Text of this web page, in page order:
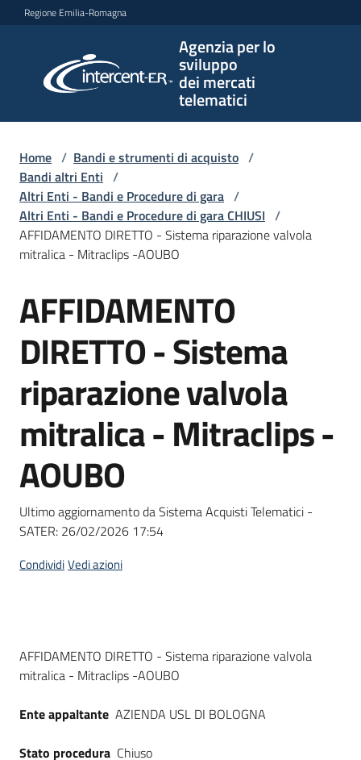
Vai al contenuto
Vai alla navigazione
Vai al footer
Regione Emilia-Romagna
Agenzia per lo
sviluppo
dei mercati
telematici
per lo
sviluppo
telematici
L'Agenzia
Bandi
e
di
Supporto
telematiche
site
su
Home / Bandi e strumenti di acquisto /
Bandi altri Enti /
Altri Enti - Bandi e Procedure di gara /
Altri Enti - Bandi e Procedure di gara CHIUSI /
AFFIDAMENTO DIRETTO - Sistema riparazione valvola
mitralica - Mitraclips -AOUBO
Salta al contenuto
AFFIDAMENTO
DIRETTO - Sistema
riparazione valvola
mitralica - Mitraclips -
AOUBO
Ultimo aggiornamento da Sistema Acquisti Telematici -
SATER: 26/02/2026 17:54
CondividiVedi azioni
Dati del bando
AFFIDAMENTO DIRETTO - Sistema riparazione valvola
mitralica - Mitraclips -AOUBO
Ente appaltante AZIENDA USL DI BOLOGNA
Stato procedura Chiuso